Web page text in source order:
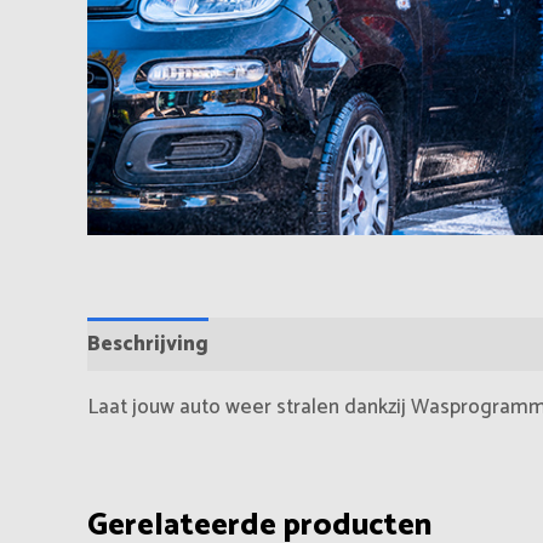
Beschrijving
Laat jouw auto weer stralen dankzij
Gerelateerde producten